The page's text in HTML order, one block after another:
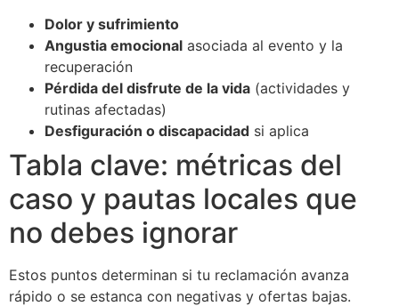
Dolor y sufrimiento
Angustia emocional asociada al evento y la
recuperación
Pérdida del disfrute de la vida (actividades y
rutinas afectadas)
Desfiguración o discapacidad si aplica
Tabla clave: métricas del
caso y pautas locales que
no debes ignorar
Estos puntos determinan si tu reclamación avanza
rápido o se estanca con negativas y ofertas bajas.